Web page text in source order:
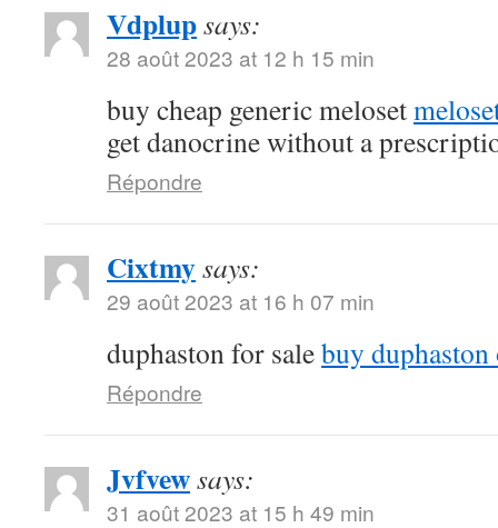
Vdplupsays:
28 août 2023 at 12 h 15 min
buy cheap generic meloset
get danocrine without a
Répondre
Cixtmysays:
29 août 2023 at 16 h 07 min
duphaston for salebuy
Répondre
Jvfvewsays:
31 août 2023 at 15 h 49 min